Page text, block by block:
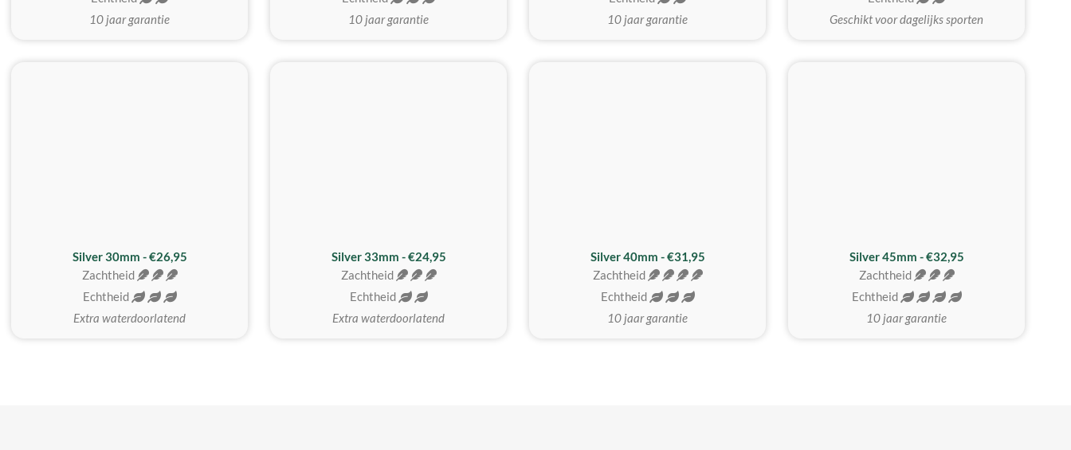
10 jaar garantie
10 jaar garantie
10 jaar garantie
Geschikt voor dagelijks sporten
Silver 30mm - €26,95
Zachtheid
Echtheid
Extra waterdoorlatend
Silver 33mm - €24,95
Zachtheid
Echtheid
Extra waterdoorlatend
Silver 40mm - €31,95
Zachtheid
Echtheid
10 jaar garantie
MEEST GEKOZEN
Silver 45mm - €32,95
Zachtheid
Echtheid
10 jaar garantie